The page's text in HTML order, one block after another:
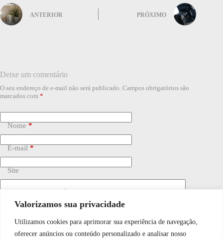
Valorizamos sua privacidade
Utilizamos cookies para aprimorar sua experiência de navegação,
oferecer anúncios ou conteúdo personalizado e analisar nosso
ANTERIOR PRÓXIMO
Deixe um comentário
O seu endereço de e-mail não será publicado. Campos obrigatórios são
marcados com *
Nome *
E-mail *
Site
Adicionar comentário
WhatsApp JF Tech